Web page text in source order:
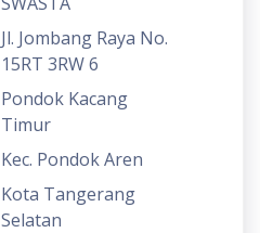
Jl. Jombang Raya No.
15RT 3RW 6
Pondok Kacang
Timur
Kec. Pondok Aren
Kota Tangerang
Selatan